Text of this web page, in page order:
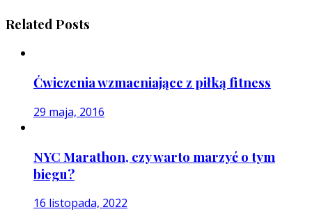
Related Posts
Ćwiczenia wzmacniające z piłką fitness
29 maja, 2016
NYC Marathon, czy warto marzyć o tym
biegu?
16 listopada, 2022